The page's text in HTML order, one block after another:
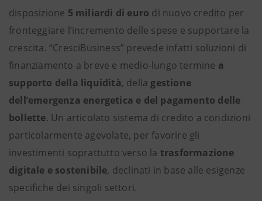
disposizione 5 miliardi di euro di nuovo credito per
fronteggiare l’incremento delle spese e supportare la
crescita. “CresciBusiness” prevede infatti soluzioni di
finanziamento a breve e medio-lungo termine a
supporto della liquidità, della gestione
dell’emergenza energetica e del pagamento delle
bollette. Un articolato sistema di credito a condizioni
particolarmente agevolate, per favorire gli
investimenti soprattutto verso la trasformazione
digitale e sostenibile, declinati in base alle esigenze
specifiche dei singoli settori.